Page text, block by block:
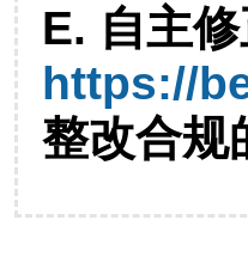
E. 自主
https://
整改合规